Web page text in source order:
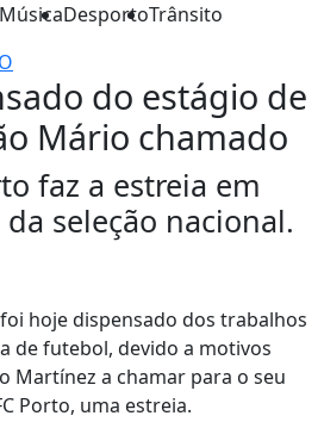
MúsicaDesportoTrânsito
do estágio de
Mário chamado
faz a estreia em
seleção nacional.
hoje dispensado dos trabalhos
de futebol, devido a motivos
Martínez a chamar para o seu
Porto, uma estreia.